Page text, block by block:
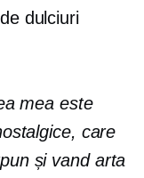
dulciuri
mea este
care
și vand arta